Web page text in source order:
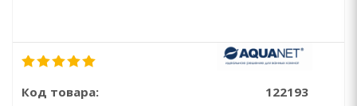
Код товара: 122193